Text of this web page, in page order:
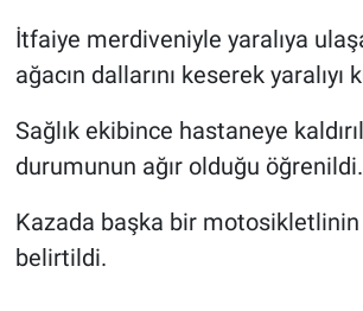
İtfaiye merdiveniyle yaralıya
ağacın dallarını keserek yaralıyı
Sağlık ekibince hastaneye
durumunun ağır olduğu öğrenildi.
Kazada başka bir motosikletlinin
belirtildi.